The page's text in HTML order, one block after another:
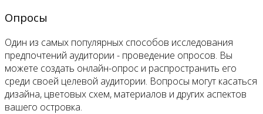
Опросы
Один из самых популярных способов исследования
предпочтений аудитории - проведение опросов. Вы
можете создать онлайн-опрос и распространить его
среди своей целевой аудитории. Вопросы могут касаться
дизайна, цветовых схем, материалов и других аспектов
вашего островка.